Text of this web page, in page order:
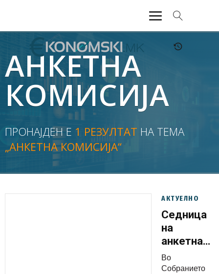
АКТУЕЛНО
ЕКОНОМИЈА
ФИНАНСИИ
БАНКАРСТВО
ЖИВОТ
МОЗАИК
АНКЕТНА
КОМИСИЈА
ПРОНАЈДЕН Е 1 РЕЗУЛТАТ НА ТЕМА
„АНКЕТНА КОМИСИЈА“
АКТУЕЛНО
Седница
на
анкетна
комисија
и три
Во
Собранието